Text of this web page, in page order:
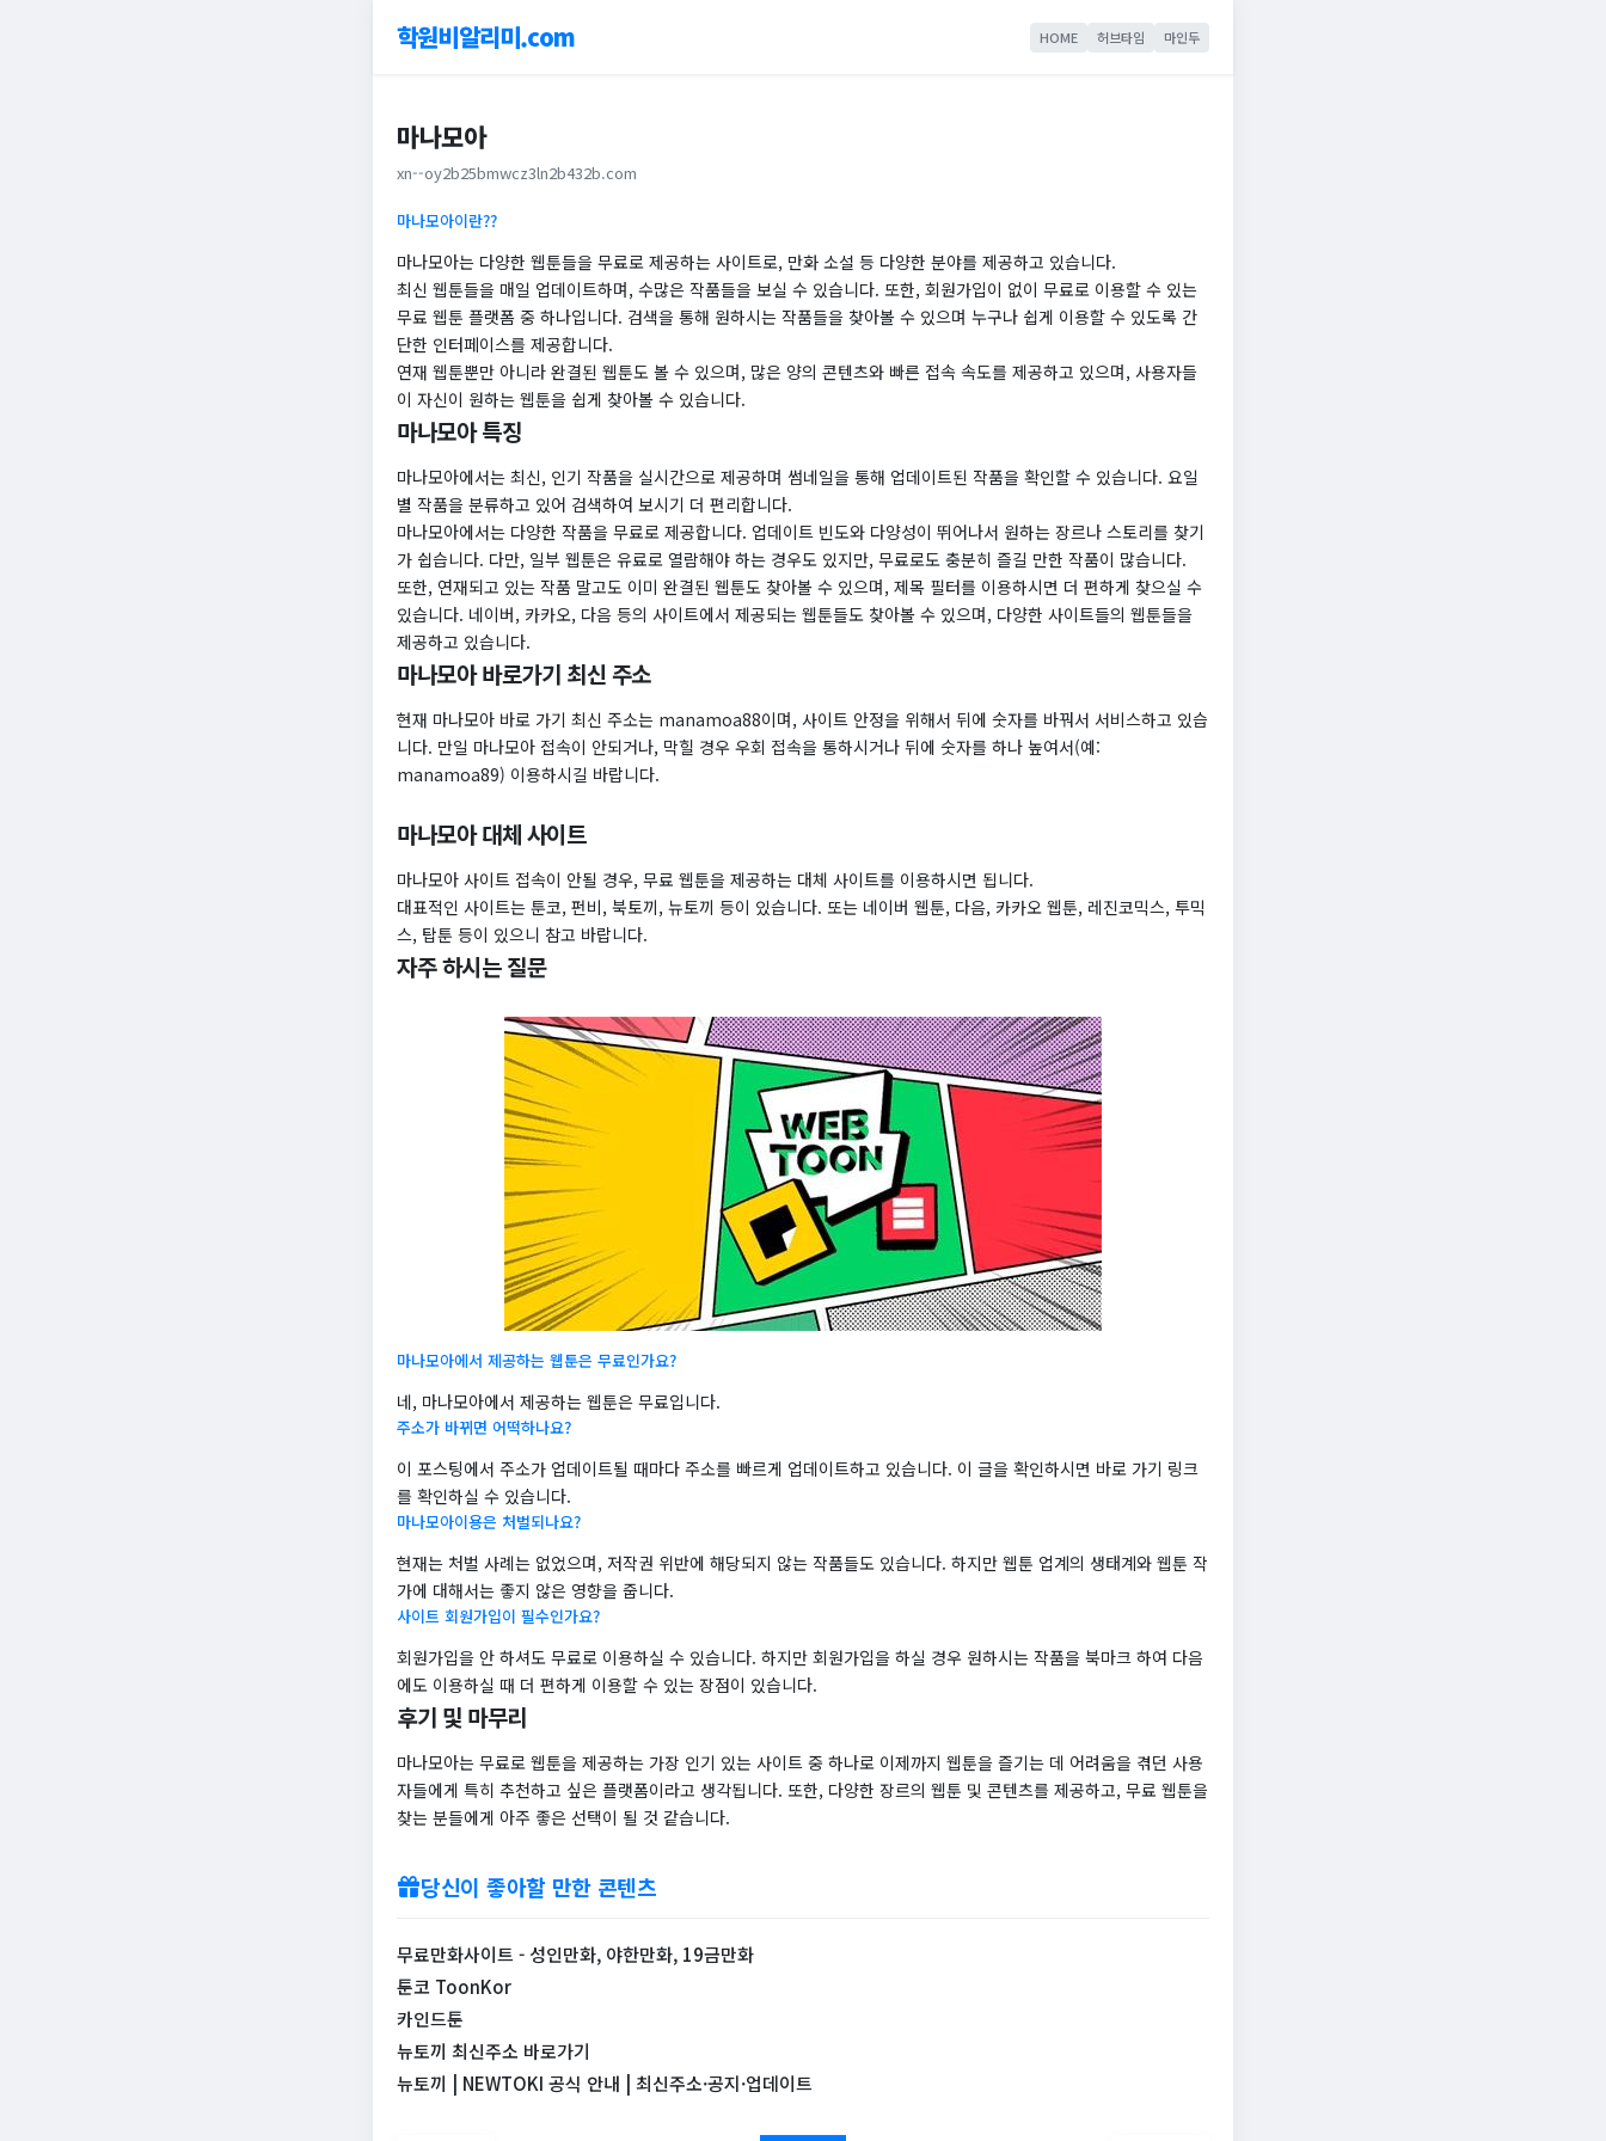
학원비알리미.com HOME 허브타임 마인두
마나모아
xn--oy2b25bmwcz3ln2b432b.com
마나모아이란??
마나모아는 다양한 웹툰들을 무료로 제공하는 사이트로, 만화 소설 등 다양한 분야를 제공하고 있습니다.
최신 웹툰들을 매일 업데이트하며, 수많은 작품들을 보실 수 있습니다. 또한, 회원가입이 없이 무료로 이용할 수 있는
무료 웹툰 플랫폼 중 하나입니다. 검색을 통해 원하시는 작품들을 찾아볼 수 있으며 누구나 쉽게 이용할 수 있도록 간
단한 인터페이스를 제공합니다.
연재 웹툰뿐만 아니라 완결된 웹툰도 볼 수 있으며, 많은 양의 콘텐츠와 빠른 접속 속도를 제공하고 있으며, 사용자들
이 자신이 원하는 웹툰을 쉽게 찾아볼 수 있습니다.
마나모아 특징
마나모아에서는 최신, 인기 작품을 실시간으로 제공하며 썸네일을 통해 업데이트된 작품을 확인할 수 있습니다. 요일
별 작품을 분류하고 있어 검색하여 보시기 더 편리합니다.
마나모아에서는 다양한 작품을 무료로 제공합니다. 업데이트 빈도와 다양성이 뛰어나서 원하는 장르나 스토리를 찾기
가 쉽습니다. 다만, 일부 웹툰은 유료로 열람해야 하는 경우도 있지만, 무료로도 충분히 즐길 만한 작품이 많습니다.
또한, 연재되고 있는 작품 말고도 이미 완결된 웹툰도 찾아볼 수 있으며, 제목 필터를 이용하시면 더 편하게 찾으실 수
있습니다. 네이버, 카카오, 다음 등의 사이트에서 제공되는 웹툰들도 찾아볼 수 있으며, 다양한 사이트들의 웹툰들을
제공하고 있습니다.
마나모아 바로가기 최신 주소
현재 마나모아 바로 가기 최신 주소는 manamoa88이며, 사이트 안정을 위해서 뒤에 숫자를 바꿔서 서비스하고 있습
니다. 만일 마나모아 접속이 안되거나, 막힐 경우 우회 접속을 통하시거나 뒤에 숫자를 하나 높여서(예:
manamoa89) 이용하시길 바랍니다.
마나모아 대체 사이트
마나모아 사이트 접속이 안될 경우, 무료 웹툰을 제공하는 대체 사이트를 이용하시면 됩니다.
대표적인 사이트는 툰코, 펀비, 북토끼, 뉴토끼 등이 있습니다. 또는 네이버 웹툰, 다음, 카카오 웹툰, 레진코믹스, 투믹
스, 탑툰 등이 있으니 참고 바랍니다.
자주 하시는 질문
마나모아에서 제공하는 웹툰은 무료인가요?
네, 마나모아에서 제공하는 웹툰은 무료입니다.
주소가 바뀌면 어떡하나요?
이 포스팅에서 주소가 업데이트될 때마다 주소를 빠르게 업데이트하고 있습니다. 이 글을 확인하시면 바로 가기 링크
를 확인하실 수 있습니다.
마나모아이용은 처벌되나요?
현재는 처벌 사례는 없었으며, 저작권 위반에 해당되지 않는 작품들도 있습니다. 하지만 웹툰 업계의 생태계와 웹툰 작
가에 대해서는 좋지 않은 영향을 줍니다.
사이트 회원가입이 필수인가요?
회원가입을 안 하셔도 무료로 이용하실 수 있습니다. 하지만 회원가입을 하실 경우 원하시는 작품을 북마크 하여 다음
에도 이용하실 때 더 편하게 이용할 수 있는 장점이 있습니다.
후기 및 마무리
마나모아는 무료로 웹툰을 제공하는 가장 인기 있는 사이트 중 하나로 이제까지 웹툰을 즐기는 데 어려움을 겪던 사용
자들에게 특히 추천하고 싶은 플랫폼이라고 생각됩니다. 또한, 다양한 장르의 웹툰 및 콘텐츠를 제공하고, 무료 웹툰을
찾는 분들에게 아주 좋은 선택이 될 것 같습니다.
당신이 좋아할 만한 콘텐츠
무료만화사이트 - 성인만화, 야한만화, 19금만화
툰코 ToonKor
카인드툰
뉴토끼 최신주소 바로가기
뉴토끼 | NEWTOKI 공식 안내 | 최신주소·공지·업데이트